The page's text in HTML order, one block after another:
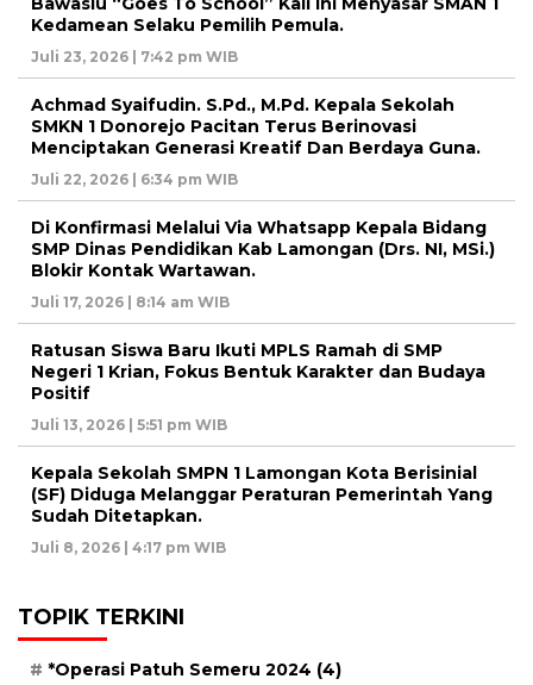
Kedamean Selaku Pemilih Pemula.
Juli 23, 2026 | 7:42 pm WIB
Achmad Syaifudin. S.Pd., M.Pd. Kepala Sekolah
SMKN 1 Donorejo Pacitan Terus Berinovasi
Menciptakan Generasi Kreatif Dan Berdaya Guna.
Juli 22, 2026 | 6:34 pm WIB
Di Konfirmasi Melalui Via Whatsapp Kepala Bidang
SMP Dinas Pendidikan Kab Lamongan (Drs. NI, MSi.)
Blokir Kontak Wartawan.
Juli 17, 2026 | 8:14 am WIB
Ratusan Siswa Baru Ikuti MPLS Ramah di SMP
Negeri 1 Krian, Fokus Bentuk Karakter dan Budaya
Positif
Juli 13, 2026 | 5:51 pm WIB
Kepala Sekolah SMPN 1 Lamongan Kota Berisinial
(SF) Diduga Melanggar Peraturan Pemerintah Yang
Sudah Ditetapkan.
Juli 8, 2026 | 4:17 pm WIB
TOPIK TERKINI
*Operasi Patuh Semeru 2024 (4)